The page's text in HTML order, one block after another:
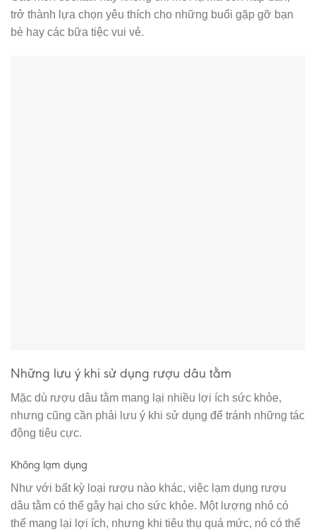
trở thành lựa chọn yêu thích cho những buổi gặp gỡ bạn
bè hay các bữa tiệc vui vẻ.
Những lưu ý khi sử dụng rượu dâu tằm
Mặc dù rượu dâu tằm mang lại nhiều lợi ích sức khỏe,
nhưng cũng cần phải lưu ý khi sử dụng để tránh những tác
động tiêu cực.
Không lạm dụng
Như với bất kỳ loại rượu nào khác, việc lạm dụng rượu
dâu tằm có thể gây hại cho sức khỏe. Một lượng nhỏ có
thể mang lại lợi ích, nhưng khi tiêu thụ quá mức, nó có thể